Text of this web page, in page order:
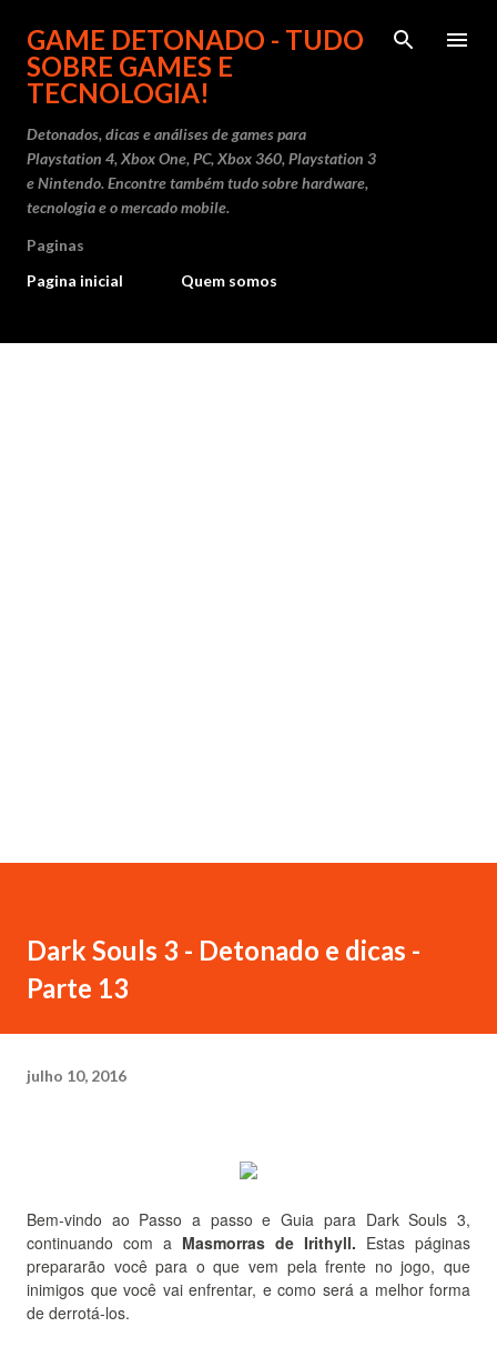
Pular para o conteúdo principal
GAME DETONADO - TUDO
SOBRE GAMES E
TECNOLOGIA!
Detonados, dicas e análises de games para
Playstation 4, Xbox One, PC, Xbox 360, Playstation 3
e Nintendo. Encontre também tudo sobre hardware,
tecnologia e o mercado mobile.
Paginas
Pagina inicial
Quem somos
Dark Souls 3 - Detonado e dicas -
Parte 13
julho 10, 2016
Bem-vindo ao Passo a passo e Guia para Dark Souls 3,
continuando com a Masmorras de Irithyll. Estas páginas
prepararão você para o que vem pela frente no jogo, que
inimigos que você vai enfrentar, e como será a melhor forma
de derrotá-los.